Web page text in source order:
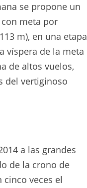
se propone un
meta por
m), en una etapa
víspera de la meta
de altos vuelos,
del vertiginoso
a las grandes
de la crono de
veces el